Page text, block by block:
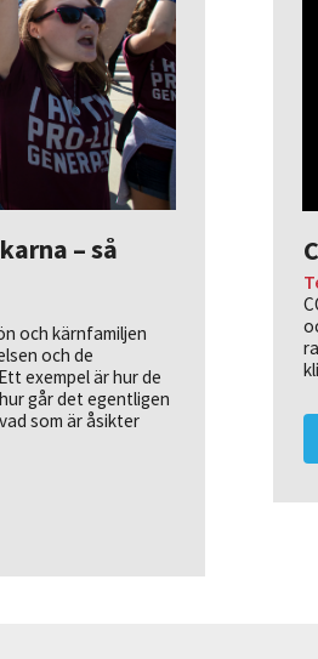
– så
och kärnfamiljen
och de
exempel är hur de
går det egentligen
som är åsikter